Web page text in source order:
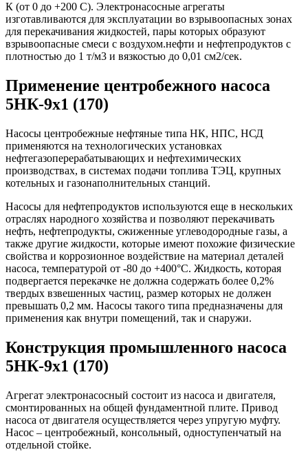
К (от 0 до +200 С). Электронасосные агрегаты
изготавливаются для эксплуатации во взрывоопасных зонах
для перекачивания жидкостей, пары которых образуют
взрывоопасные смеси с воздухом.нефти и нефтепродуктов с
плотностью до 1 т/м3 и вязкостью до 0,01 см2/сек.
Применение центробежного насоса
5НК-9х1 (170)
Насосы центробежные нефтяные типа НК, НПС, НСД
применяются на технологических установках
нефтегазоперерабатывающих и нефтехимических
производствах, в системах подачи топлива ТЭЦ, крупных
котельных и газонаполнительных станций.
Насосы для нефтепродуктов используются еще в нескольких
отраслях народного хозяйства и позволяют перекачивать
нефть, нефтепродукты, сжиженные углеводородные газы, а
также другие жидкости, которые имеют похожие физические
свойства и коррозионное воздействие на материал деталей
насоса, температурой от -80 до +400°С. Жидкость, которая
подвергается перекачке не должна содержать более 0,2%
твердых взвешенных частиц, размер которых не должен
превышать 0,2 мм. Насосы такого типа предназначены для
применения как внутри помещений, так и снаружи.
Конструкция промышленного насоса
5НК-9х1 (170)
Агрегат электронасосный состоит из насоса и двигателя,
смонтированных на общей фундаментной плите. Привод
насоса от двигателя осуществляется через упругую муфту.
Насос – центробежный, консольный, одноступенчатый на
отдельной стойке.